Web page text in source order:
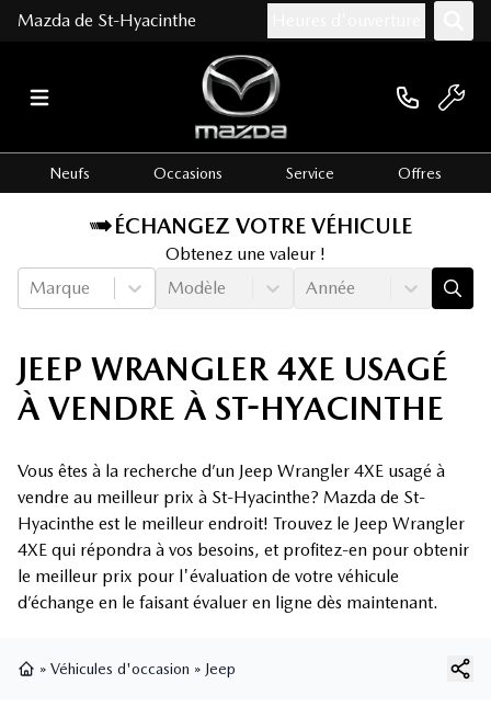
Mazda de St-Hyacinthe
Neufs Occasions Service Offres
ÉCHANGEZ VOTRE VÉHICULE
Obtenez une valeur !
Marque
Modèle Année
JEEP WRANGLER 4XE USAGÉ
À VENDRE À ST-HYACINTHE
Vous êtes à la recherche d’un Jeep Wrangler 4XE usagé à
vendre au meilleur prix à St-Hyacinthe? Mazda de St-
Hyacinthe est le meilleur endroit! Trouvez le Jeep Wrangler
4XE qui répondra à vos besoins, et profitez-en pour obtenir
le meilleur prix pour l'évaluation de votre véhicule
d’échange en le faisant évaluer en ligne dès maintenant.
» Véhicules d'occasion » Jeep